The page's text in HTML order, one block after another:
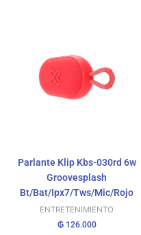
Parlante Klip Kbs-030rd 6w
Groovesplash
Bt/Bat/Ipx7/Tws/Mic/Rojo
ENTRETENIMIENTO
₲126.000